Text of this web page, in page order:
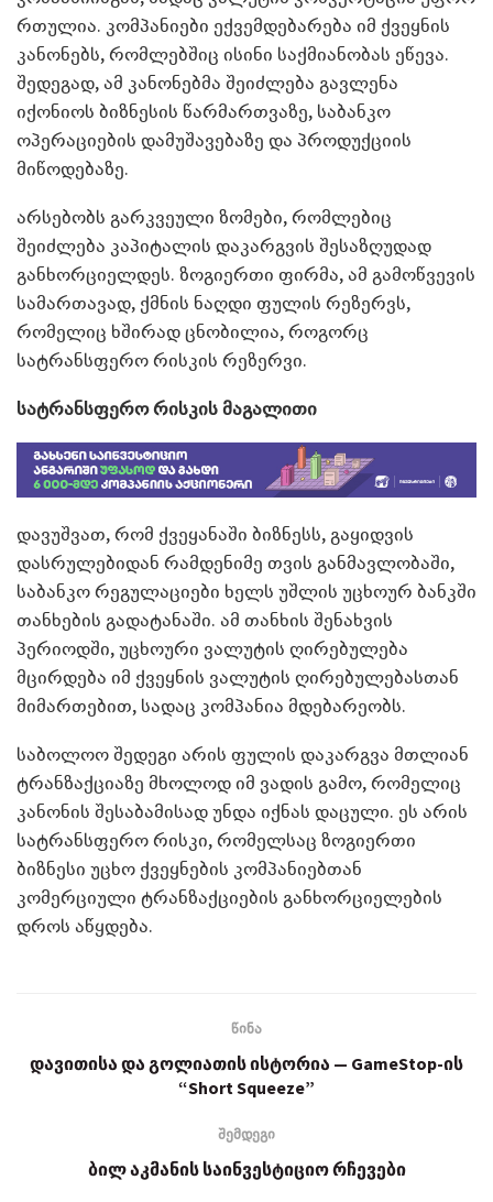
რთულია. კომპანიები ექვემდებარება იმ ქვეყნის
კანონებს, რომლებშიც ისინი საქმიანობას ეწევა.
შედეგად, ამ კანონებმა შეიძლება გავლენა
იქონიოს ბიზნესის წარმართვაზე, საბანკო
ოპერაციების დამუშავებაზე და პროდუქციის
მიწოდებაზე.
არსებობს გარკვეული ზომები, რომლებიც
შეიძლება კაპიტალის დაკარგვის შესაზღუდად
განხორციელდეს. ზოგიერთი ფირმა, ამ გამოწვევის
სამართავად, ქმნის ნაღდი ფულის რეზერვს,
რომელიც ხშირად ცნობილია, როგორც
სატრანსფერო რისკის რეზერვი.
სატრანსფერო რისკის მაგალითი
დავუშვათ, რომ ქვეყანაში ბიზნესს, გაყიდვის
დასრულებიდან რამდენიმე თვის განმავლობაში,
საბანკო რეგულაციები ხელს უშლის უცხოურ ბანკში
თანხების გადატანაში. ამ თანხის შენახვის
პერიოდში, უცხოური ვალუტის ღირებულება
მცირდება იმ ქვეყნის ვალუტის ღირებულებასთან
მიმართებით, სადაც კომპანია მდებარეობს.
საბოლოო შედეგი არის ფულის დაკარგვა მთლიან
ტრანზაქციაზე მხოლოდ იმ ვადის გამო, რომელიც
კანონის შესაბამისად უნდა იქნას დაცული. ეს არის
სატრანსფერო რისკი, რომელსაც ზოგიერთი
ბიზნესი უცხო ქვეყნების კომპანიებთან
კომერციული ტრანზაქციების განხორციელების
დროს აწყდება.
წინა
დავითისა და გოლიათის ისტორია — GameStop-ის
“Short Squeeze”
შემდეგი
ბილ აკმანის საინვესტიციო რჩევები